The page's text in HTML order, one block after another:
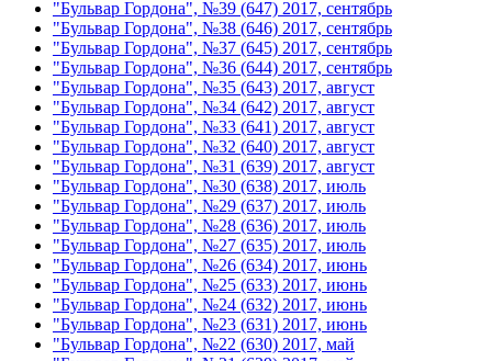
"Бульвар Гордона", №39 (647) 2017, сентябрь
"Бульвар Гордона", №38 (646) 2017, сентябрь
"Бульвар Гордона", №37 (645) 2017, сентябрь
"Бульвар Гордона", №36 (644) 2017, сентябрь
"Бульвар Гордона", №35 (643) 2017, август
"Бульвар Гордона", №34 (642) 2017, август
"Бульвар Гордона", №33 (641) 2017, август
"Бульвар Гордона", №32 (640) 2017, август
"Бульвар Гордона", №31 (639) 2017, август
"Бульвар Гордона", №30 (638) 2017, июль
"Бульвар Гордона", №29 (637) 2017, июль
"Бульвар Гордона", №28 (636) 2017, июль
"Бульвар Гордона", №27 (635) 2017, июль
"Бульвар Гордона", №26 (634) 2017, июнь
"Бульвар Гордона", №25 (633) 2017, июнь
"Бульвар Гордона", №24 (632) 2017, июнь
"Бульвар Гордона", №23 (631) 2017, июнь
"Бульвар Гордона", №22 (630) 2017, май